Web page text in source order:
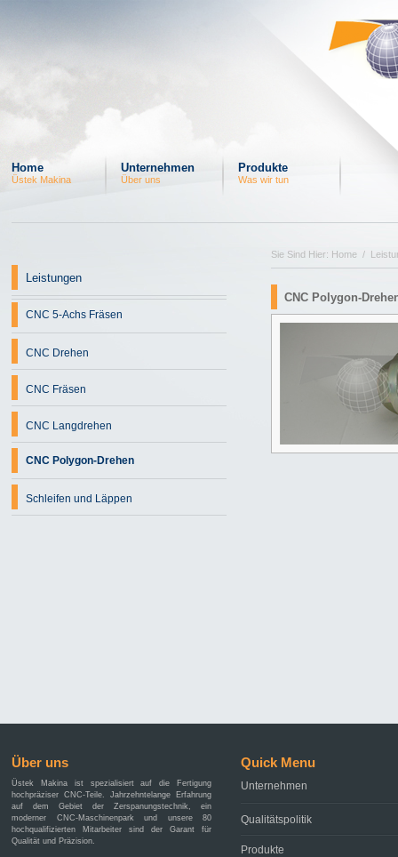
Sie Sind Hier: Home /
Produkte
Was wir tun
Unternehmen
Über uns
Home
Üstek Makina
CNC Polygon-
Leistungen
CNC 5-Achs Fräsen
CNC Drehen
CNC Fräsen
CNC Langdrehen
CNC Polygon-Drehen
Schleifen und Läppen
Über uns
Üstek Makina ist spezialisiert auf die Fertigung
hochpräziser CNC-Teile. Jahrzehntelange Erfahrung
auf dem Gebiet der Zerspanungstechnik, ein
moderner CNC-Maschinenpark und unsere 80
hochqualifizierten Mitarbeiter sind der Garant für
Qualität und Präzision.
Quick Menu
Unternehmen
Qualitätspolitik
Produkte